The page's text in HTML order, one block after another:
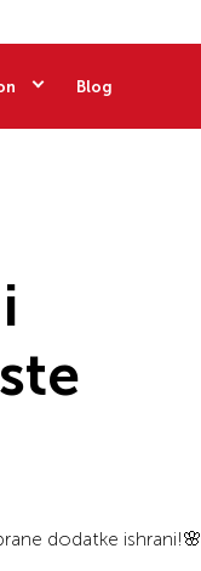
Blog
dodatke ishrani!🌸